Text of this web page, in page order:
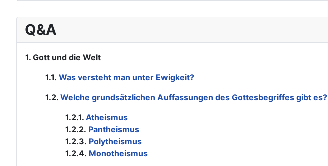
Q&A
1. Gott und die Welt
1.1. Was versteht man unter Ewigkeit?
1.2. Welche grundsätzlichen Auffassungen des Gottesbegriffes gibt es?
1.2.1. Atheismus
1.2.2. Pantheismus
1.2.3. Polytheismus
1.2.4. Monotheismus